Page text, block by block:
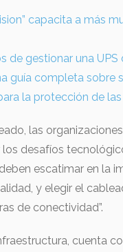
capacita a más
de gestionar una
guía completa sobre
la protección de
las
desafíos
escatimar en la
y elegir el
de conectividad”.
cuenta